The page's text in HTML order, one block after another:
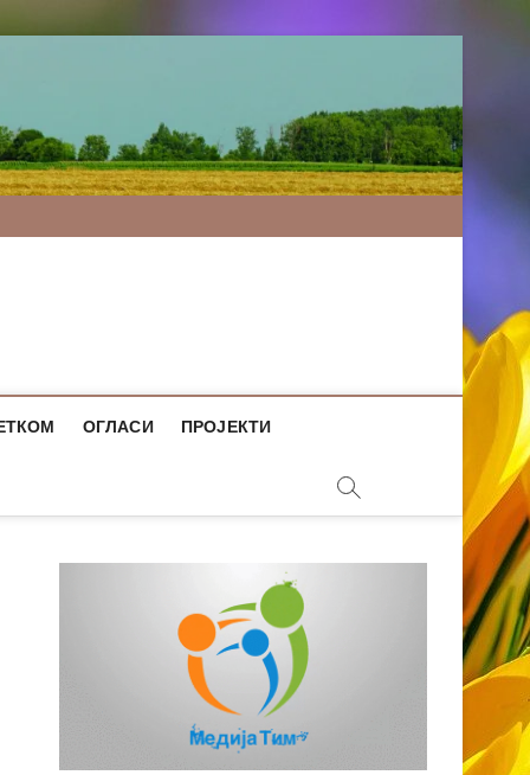
ОГЛАСИ ПРОЈЕКТИ